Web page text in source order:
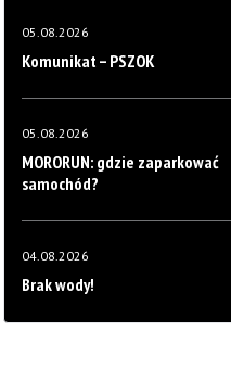
05.08.2026
Komunikat – PSZOK
05.08.2026
MORORUN: gdzie zaparkować
samochód?
04.08.2026
Brak wody!